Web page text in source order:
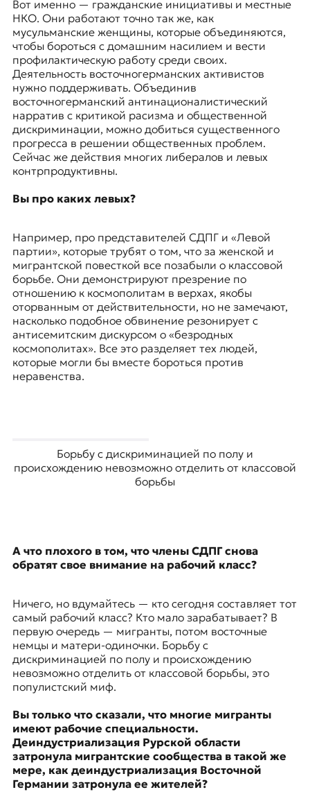
Вот именно — гражданские инициативы и местные
НКО. Они работают точно так же, как
мусульманские женщины, которые объединяются,
чтобы бороться с домашним насилием и вести
профилактическую работу среди своих.
Деятельность восточногерманских активистов
нужно поддерживать. Объединив
восточногерманский антинационалистический
нарратив с критикой расизма и общественной
дискриминации, можно добиться существенного
прогресса в решении общественных проблем.
Сейчас же действия многих либералов и левых
контрпродуктивны.
Вы про каких левых?
Например, про представителей СДПГ и «Левой
партии», которые трубят о том, что за женской и
мигрантской повесткой все позабыли о классовой
борьбе. Они демонстрируют презрение по
отношению к космополитам в верхах, якобы
оторванным от действительности, но не замечают,
насколько подобное обвинение резонирует с
антисемитским дискурсом о «безродных
космополитах». Все это разделяет тех людей,
которые могли бы вместе бороться против
неравенства.
Борьбу с дискриминацией по полу и
происхождению невозможно отделить от классовой
борьбы
А что плохого в том, что члены СДПГснова
обратят свое внимание на рабочий класс?
Ничего, но вдумайтесь — кто сегодня составляет тот
самый рабочий класс? Кто мало зарабатывает? В
первую очередь — мигранты, потом восточные
немцы и матери-одиночки. Борьбу с
дискриминацией по полу и происхождению
невозможно отделить от классовой борьбы, это
популистский миф.
Вы только что сказали, что многие мигранты
имеют рабочие специальности.
Деиндустриализация Рурской области
затронула мигрантские сообщества в такой же
мере, как деиндустриализация Восточной
Германии затронула ее жителей?